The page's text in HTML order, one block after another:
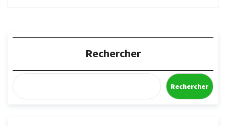
Rechercher
Rechercher